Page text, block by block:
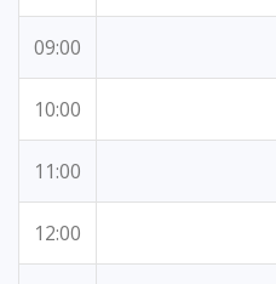
09:00
10:00
11:00
12:00